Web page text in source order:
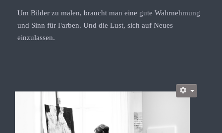
Um Bilder zu malen, braucht man eine gute Wahrnehmung
und Sinn für Farben. Und die Lust, sich auf Neues
einzulassen.